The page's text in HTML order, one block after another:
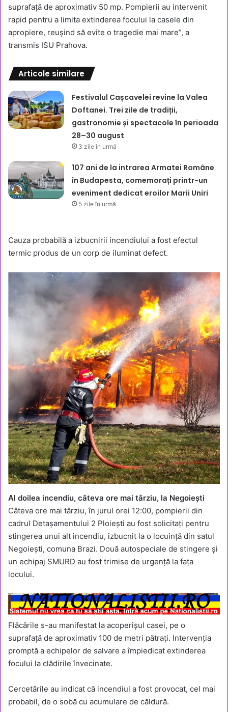
suprafață de aproximativ 50 mp. Pompierii au intervenit
rapid pentru a limita extinderea focului la casele din
apropiere, reușind să evite o tragedie mai mare”, a
transmis ISU Prahova.
Articole similare
Festivalul Cașcavelei revine la Valea
Doftanei. Trei zile de tradiții,
gastronomie și spectacole în perioada
28–30 august
3 zile în urmă
107 ani de la intrarea Armatei Române
în Budapesta, comemorați printr-un
eveniment dedicat eroilor Marii Uniri
5 zile în urmă
Cauza probabilă a izbucnirii incendiului a fost efectul
termic produs de un corp de iluminat defect.
Al doilea incendiu, câteva ore mai târziu, la Negoiești
Câteva ore mai târziu, în jurul orei 12:00, pompierii din
cadrul Detașamentului 2 Ploiești au fost solicitați pentru
stingerea unui alt incendiu, izbucnit la o locuință din satul
Negoiești, comuna Brazi. Două autospeciale de stingere și
un echipaj SMURD au fost trimise de urgență la fața
locului.
Flăcările s-au manifestat la acoperișul casei, pe o
suprafață de aproximativ 100 de metri pătrați. Intervenția
promptă a echipelor de salvare a împiedicat extinderea
focului la clădirile învecinate.
Cercetările au indicat că incendiul a fost provocat, cel mai
probabil, de o sobă cu acumulare de căldură.